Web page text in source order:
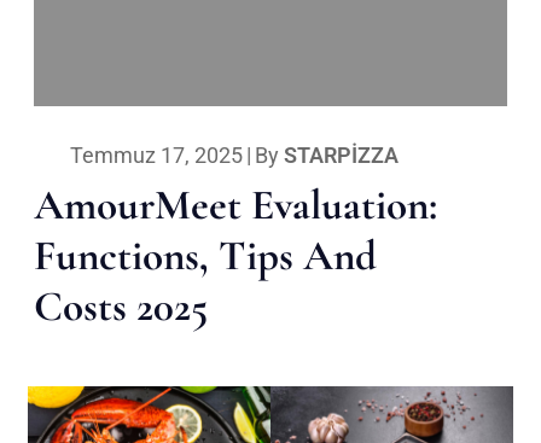
Temmuz 17, 2025| By STARPIZZA
AmourMeet Evaluation:
Functions, Tips And
Costs 2025